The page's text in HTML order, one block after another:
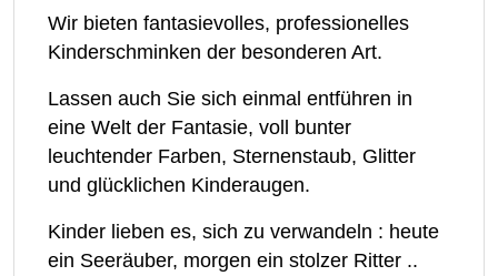
Wir bieten fantasievolles, professionelles
Kinderschminken der besonderen Art.
Lassen auch Sie sich einmal entführen in
eine Welt der Fantasie, voll bunter
leuchtender Farben, Sternenstaub, Glitter
und glücklichen Kinderaugen.
Kinder lieben es, sich zu verwandeln : heute
ein Seeräuber, morgen ein stolzer Ritter ..